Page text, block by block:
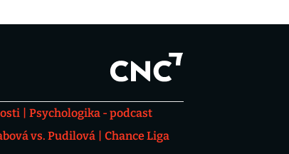
Psychologika - podcast
vs. Pudilová
Chance Liga